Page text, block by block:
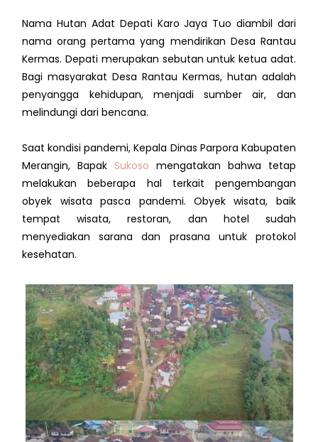
Nama Hutan Adat Depati Karo Jaya Tuo diambil dari
nama orang pertama yang mendirikan Desa Rantau
Kermas. Depati merupakan sebutan untuk ketua adat.
Bagi masyarakat Desa Rantau Kermas, hutan adalah
penyangga kehidupan, menjadi sumber air, dan
melindungi dari bencana.
Saat kondisi pandemi, Kepala Dinas Parpora Kabupaten
Merangin, Bapak Sukoso mengatakan bahwa tetap
melakukan beberapa hal terkait pengembangan
obyek wisata pasca pandemi. Obyek wisata, baik
tempat wisata, restoran, dan hotel sudah
menyediakan sarana dan prasana untuk protokol
kesehatan.